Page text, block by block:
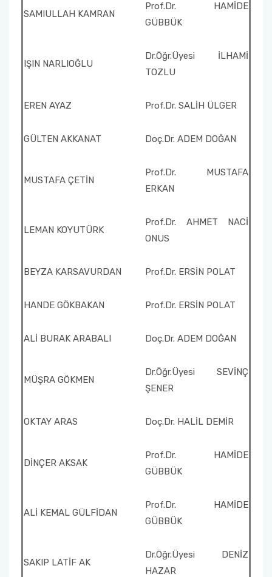
SAMIULLAH KAMRAN
Prof.Dr. HAMİDE
GÜBBÜK
IŞIN NARLIOĞLU
Dr.Öğr.Üyesi İLHAMİ
TOZLU
EREN AYAZ Prof.Dr. SALİH ÜLGER
GÜLTEN AKKANAT Doç.Dr. ADEM DOĞAN
MUSTAFA ÇETİN
Prof.Dr. MUSTAFA
ERKAN
LEMAN KOYUTÜRK
Prof.Dr. AHMET NACİ
ONUS
BEYZA KARSAVURDAN Prof.Dr. ERSİN POLAT
HANDE GÖKBAKAN Prof.Dr. ERSİN POLAT
ALİ BURAK ARABALI Doç.Dr. ADEM DOĞAN
MÜŞRA GÖKMEN
Dr.Öğr.Üyesi SEVİNÇ
ŞENER
OKTAY ARAS Doç.Dr. HALİL DEMİR
DİNÇER AKSAK
Prof.Dr. HAMİDE
GÜBBÜK
ALİ KEMAL GÜLFİDAN
Prof.Dr. HAMİDE
GÜBBÜK
SAKIP LATİF AK
Dr.Öğr.Üyesi DENİZ
HAZAR